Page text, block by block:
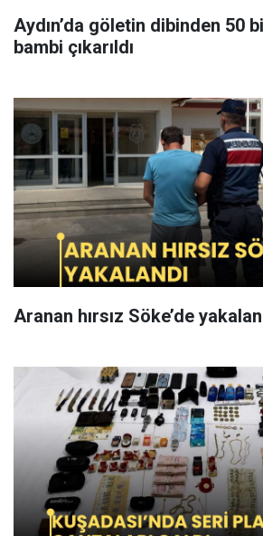
Aydın’da göletin dibinden 50
bambi çıkarıldı
Aranan hırsız Söke’de